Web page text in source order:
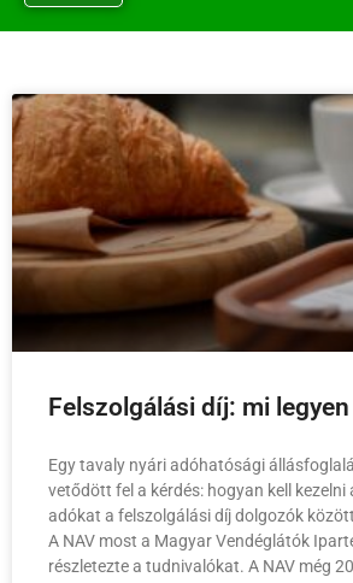
Felszolgálási díj: mi
Egy tavaly nyári adóhatósági
vetődött fel a kérdés: hogyan kell kezelni
adókat a felszolgálási díj dolgozók
A NAV most a Magyar Vendéglátók
részletezte a tudnivalókat. A NAV még